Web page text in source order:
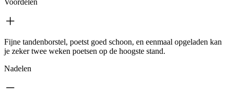
Voordelen
Fijne tandenborstel, poetst goed schoon, en eenmaal opgeladen kan
je zeker twee weken poetsen op de hoogste stand.
Nadelen